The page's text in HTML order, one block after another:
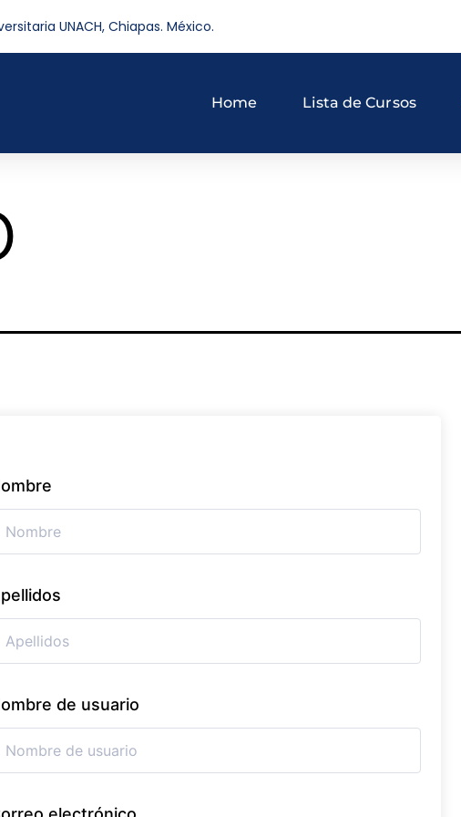
UNACH, Chiapas. México.
Home Lista de Cursos
de usuario